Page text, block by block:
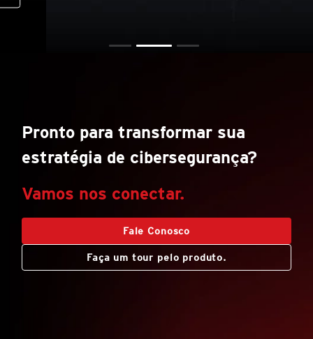
Pronto para transformar sua
estratégia de cibersegurança?
Vamos nos conectar.
Fale Conosco
Faça um tour pelo produto.